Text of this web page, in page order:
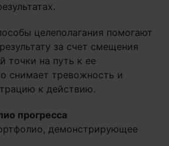
целеполагания помогают
за счет смещения
точки на путь к ее
снимает тревожность и
к действию.
прогресса
демонстрирующее